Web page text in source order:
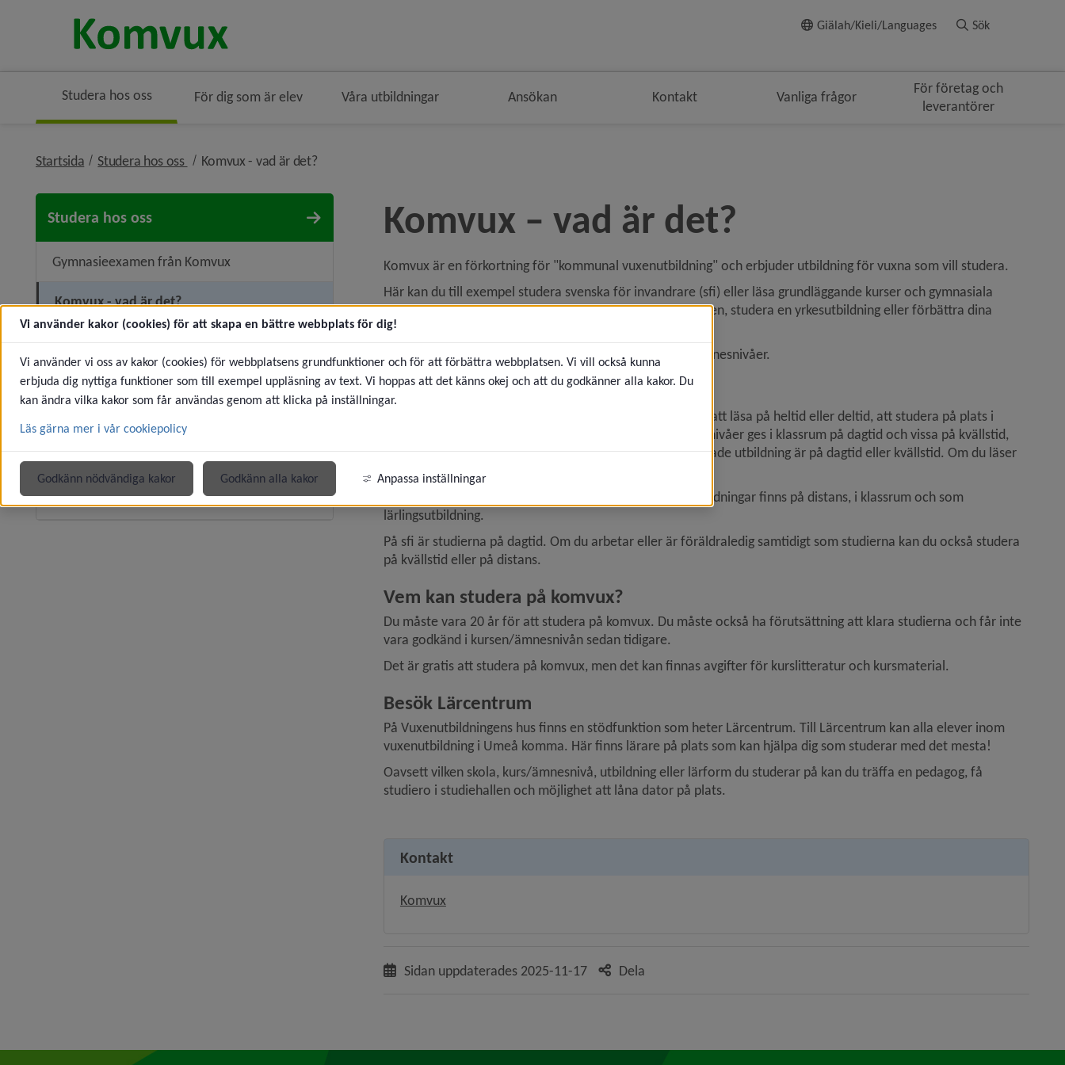
Till innehålletGiälah/Kieli/Languages Sök
Studera hos oss För dig som är elev Våra utbildningar Ansökan Kontakt Vanliga frågor
För företag och
leverantörer
Startsida Studera hos oss nivå i brödsmulenavigeringen
Komvux - vad är det?nivå i brödsmulenavigeringen
Studera hos oss
Gymnasieexamen från Komvux
Komvux - vad är det?
Prövning
Studie- och yrkesvägledning
Utbildningar och skolor
Validering
Överklagan
Komvux – vad är det?
Komvux är en förkortning för "kommunal vuxenutbildning" och erbjuder utbildning för vuxna som vill studera.
Här kan du till exempel studera svenska för invandrare (sfi) eller läsa grundläggande kurser och gymnasiala
ämnesnivåer. Du kan studera för att få en gymnasieexamen, studera en yrkesutbildning eller förbättra dina
kunskaper i vissa ämnen.
På komvux finns både teoretiska och praktiska kurser/ämnesnivåer.
Olika sätt att studera på
Studierna på komvux kan se ut på olika sätt. Du kan välja att läsa på heltid eller deltid, att studera på plats i
klassrum eller att studera på distans. Vissa kurser/ämnesnivåer ges i klassrum på dagtid och vissa på kvällstid,
det är viktigt att du kollar i utbudet för att se om din önskade utbildning är på dagtid eller kvällstid. Om du läser
på distans väljer du själv när på dygnet du vill studera.
Du kan även läsa en yrkes­utbildning på komvux. Yrkesutbildningar finns på distans, i klassrum och som
lärlingsutbildning.
På sfi är studierna på dagtid. Om du arbetar eller är föräldraledig samtidigt som studierna kan du också studera
på kvällstid eller på distans.
Vem kan studera på komvux?
Du måste vara 20 år för att studera på komvux. Du måste också ha förutsättning att klara studierna och får inte
vara godkänd i kursen/ämnesnivån sedan tidigare.
Det är gratis att studera på komvux, men det kan finnas avgifter för kurslitteratur och kursmaterial.
Besök Lärcentrum
På Vuxenutbildningens hus finns en stödfunktion som heter Lärcentrum. Till Lärcentrum kan alla elever inom
vuxenutbildning i Umeå komma. Här finns lärare på plats som kan hjälpa dig som studerar med det mesta!
Oavsett vilken skola, kurs/ämnesnivå, utbildning eller lärform du studerar på kan du träffa en pedagog, få
studiero i studiehallen och möjlighet att låna dator på plats.
Kontakt
Komvux
Sidan uppdaterades 2025-11-17 Dela
Vi använder kakor (cookies) för att skapa en bättre webbplats för dig!
Vi använder vi oss av kakor (cookies) för webbplatsens grundfunktioner och för att förbättra webbplatsen. Vi vill också kunna
erbjuda dig nyttiga funktioner som till exempel uppläsning av text. Vi hoppas att det känns okej och att du godkänner alla kakor. Du
kan ändra vilka kakor som får användas genom att klicka på inställningar.
Läs gärna mer i vår cookiepolicy
Godkänn nödvändiga kakor Godkänn alla kakor Anpassa inställningar